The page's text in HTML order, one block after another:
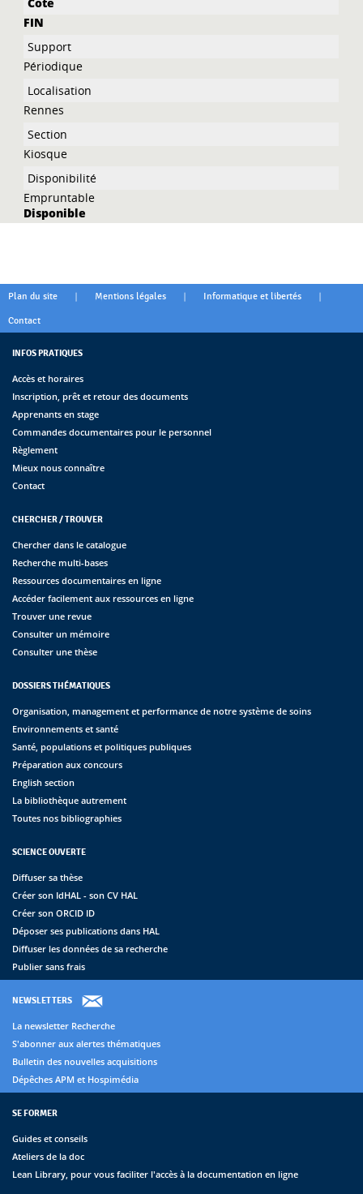
FIN
Périodique
Rennes
Kiosque
Empruntable
Disponible
Plan du site | Mentions légales | Informatique et libertés |
Contact
INFOS PRATIQUES
Accès et horaires
Inscription, prêt et retour des documents
Apprenants en stage
Commandes documentaires pour le personnel
Règlement
Mieux nous connaître
Contact
CHERCHER / TROUVER
Chercher dans le catalogue
Recherche multi-bases
Ressources documentaires en ligne
Accéder facilement aux ressources en ligne
Trouver une revue
Consulter un mémoire
Consulter une thèse
DOSSIERS THÉMATIQUES
Organisation, management et performance de notre système de soins
Environnements et santé
Santé, populations et politiques publiques
Préparation aux concours
English section
La bibliothèque autrement
Toutes nos bibliographies
SCIENCE OUVERTE
Diffuser sa thèse
Créer son IdHAL - son CV HAL
Créer son ORCID ID
Déposer ses publications dans HAL
Diffuser les données de sa recherche
Publier sans frais
NEWSLETTERS
La newsletter Recherche
S'abonner aux alertes thématiques
Bulletin des nouvelles acquisitions
Dépêches APM et Hospimédia
SE FORMER
Guides et conseils
Ateliers de la doc
Lean Library, pour vous faciliter l'accès à la documentation en ligne